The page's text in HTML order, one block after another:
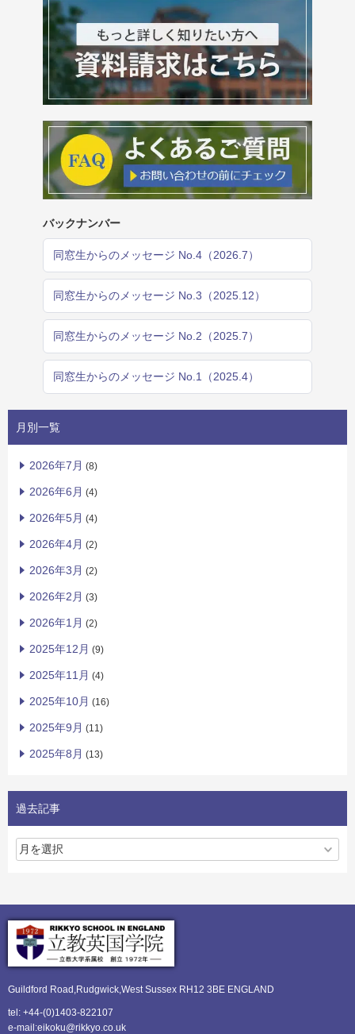
バックナンバー
同窓生からのメッセージ No.4（2026.7）
同窓生からのメッセージ No.3（2025.12）
同窓生からのメッセージ No.2（2025.7）
同窓生からのメッセージ No.1（2025.4）
月別一覧
2026年7月 (8)
2026年6月 (4)
2026年5月 (4)
2026年4月 (2)
2026年3月 (2)
2026年2月 (3)
2026年1月 (2)
2025年12月 (9)
2025年11月 (4)
2025年10月 (16)
2025年9月 (11)
2025年8月 (13)
過去記事
Guildford Road,Rudgwick,West Sussex RH12 3BE ENGLAND
tel: +44-(0)1403-822107
e-mail:eikoku@rikkyo.co.uk